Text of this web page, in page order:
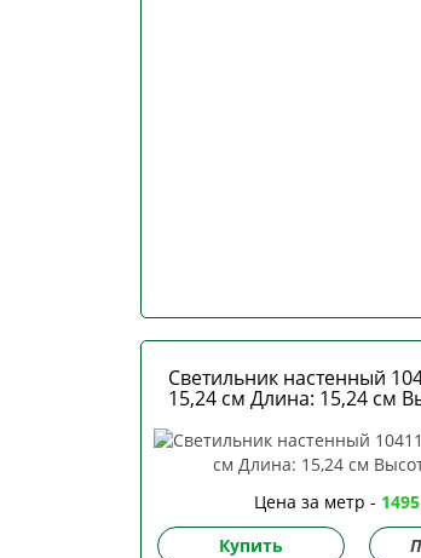
Светильник настенный
15,24 см Длина: 15,24 см
Цена за метр -
Купить